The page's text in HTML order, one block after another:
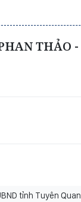
THẢO
tỉnh Tuyên